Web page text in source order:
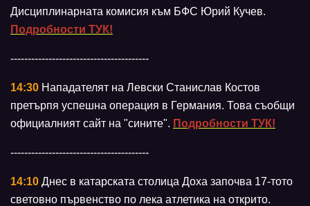
Дисциплинарната комисия към БФС Юрий Кучев.
Подробности ТУК!
----------------------------------------
14:30 Нападателят на Левски Станислав Костов
претърпя успешна операция в Германия. Това съобщи
официалният сайт на "сините". Подробности ТУК!
----------------------------------------
14:10 Днес в катарската столица Доха започва 17-тото
световно първенство по лека атлетика на открито.